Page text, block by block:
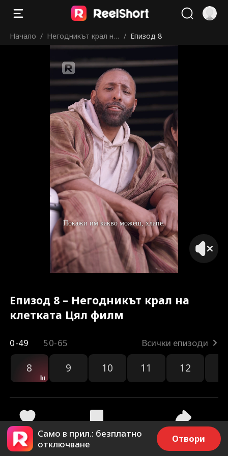
Начало / Негодникът крал на
/ Епизод 8
Епизод 8 – Негодникът крал на
клетката Цял филм
0-49 50-65 Всички епизоди
8 9 10 11 12
25 1.4k Споделяне
Само в прил.: безплатно
отключване
Отвори